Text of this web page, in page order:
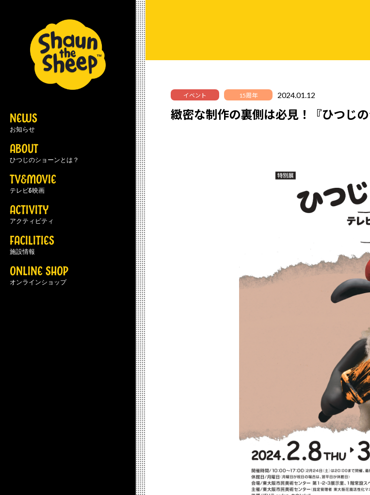
NEWS
お知らせ
ABOUT
ひつじのショーンとは？
TV&MOVIE
テレビ&映画
ACTIVITY
アクティビティ
FACILITIES
施設情報
ONLINE SHOP
オンラインショップ
イベント 15周年 2024.01.12
緻密な制作の裏側は必見！『ひつじ